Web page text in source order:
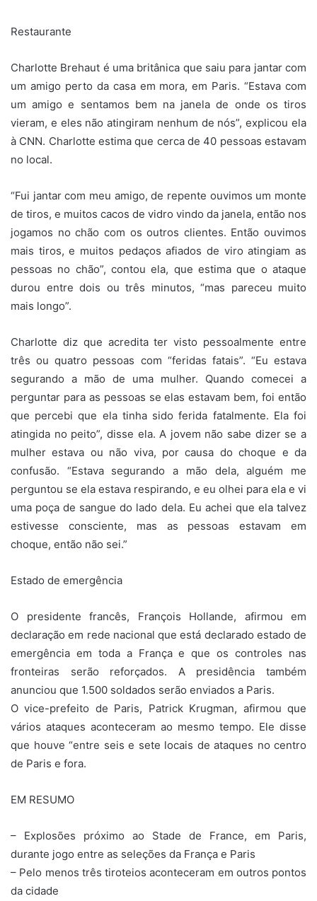
Restaurante
Charlotte Brehaut é uma britânica que saiu para jantar com
um amigo perto da casa em mora, em Paris. “Estava com
um amigo e sentamos bem na janela de onde os tiros
vieram, e eles não atingiram nenhum de nós”, explicou ela
à CNN. Charlotte estima que cerca de 40 pessoas estavam
no local.
“Fui jantar com meu amigo, de repente ouvimos um monte
de tiros, e muitos cacos de vidro vindo da janela, então nos
jogamos no chão com os outros clientes. Então ouvimos
mais tiros, e muitos pedaços afiados de viro atingiam as
pessoas no chão”, contou ela, que estima que o ataque
durou entre dois ou três minutos, “mas pareceu muito
mais longo”.
Charlotte diz que acredita ter visto pessoalmente entre
três ou quatro pessoas com “feridas fatais”. “Eu estava
segurando a mão de uma mulher. Quando comecei a
perguntar para as pessoas se elas estavam bem, foi então
que percebi que ela tinha sido ferida fatalmente. Ela foi
atingida no peito”, disse ela. A jovem não sabe dizer se a
mulher estava ou não viva, por causa do choque e da
confusão. “Estava segurando a mão dela, alguém me
perguntou se ela estava respirando, e eu olhei para ela e vi
uma poça de sangue do lado dela. Eu achei que ela talvez
estivesse consciente, mas as pessoas estavam em
choque, então não sei.”
Estado de emergência
O presidente francês, François Hollande, afirmou em
declaração em rede nacional que está declarado estado de
emergência em toda a França e que os controles nas
fronteiras serão reforçados. A presidência também
anunciou que 1.500 soldados serão enviados a Paris.
O vice-prefeito de Paris, Patrick Krugman, afirmou que
vários ataques aconteceram ao mesmo tempo. Ele disse
que houve “entre seis e sete locais de ataques no centro
de Paris e fora.
EM RESUMO
– Explosões próximo ao Stade de France, em Paris,
durante jogo entre as seleções da França e Paris
– Pelo menos três tiroteios aconteceram em outros pontos
da cidade